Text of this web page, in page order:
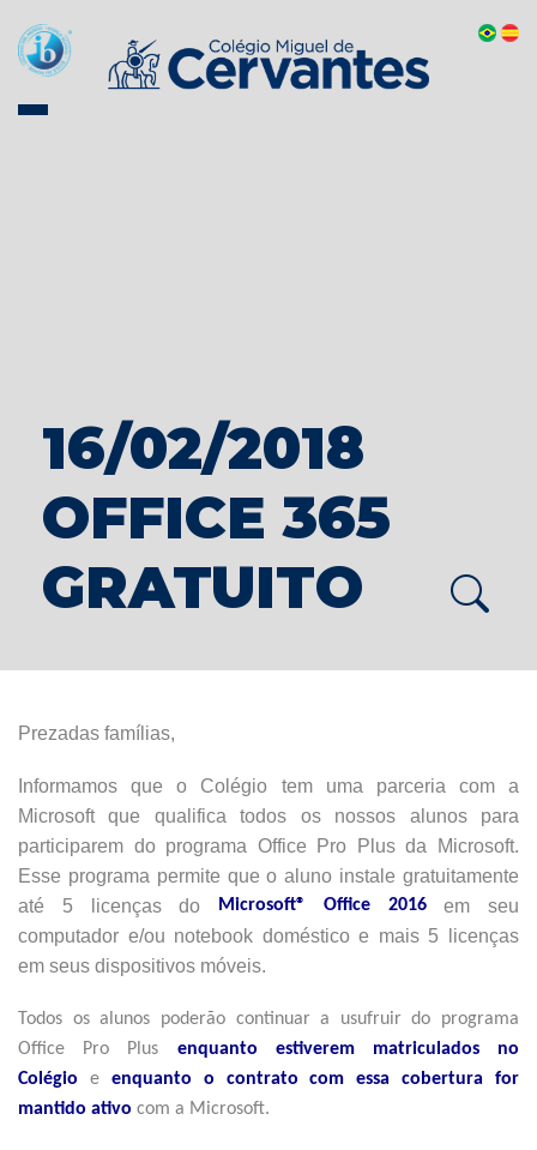
16/02/2018
OFFICE 365
GRATUITO
Prezadas famílias,
Informamos que o Colégio tem uma parceria com a
Microsoft que qualifica todos os nossos alunos para
participarem do programa Office Pro Plus da Microsoft.
Esse programa permite que o aluno instale gratuitamente
até 5 licenças do Microsoft® Office 2016
em seu
computador e/ou notebook doméstico e mais 5 licenças
em seus dispositivos móveis.
Todos os alunos poderão continuar a usufruir do programa
Office Pro Plus enquanto estiverem matriculados no
Colégio e
enquanto o contrato com essa cobertura for
mantido ativo com a Microsoft.